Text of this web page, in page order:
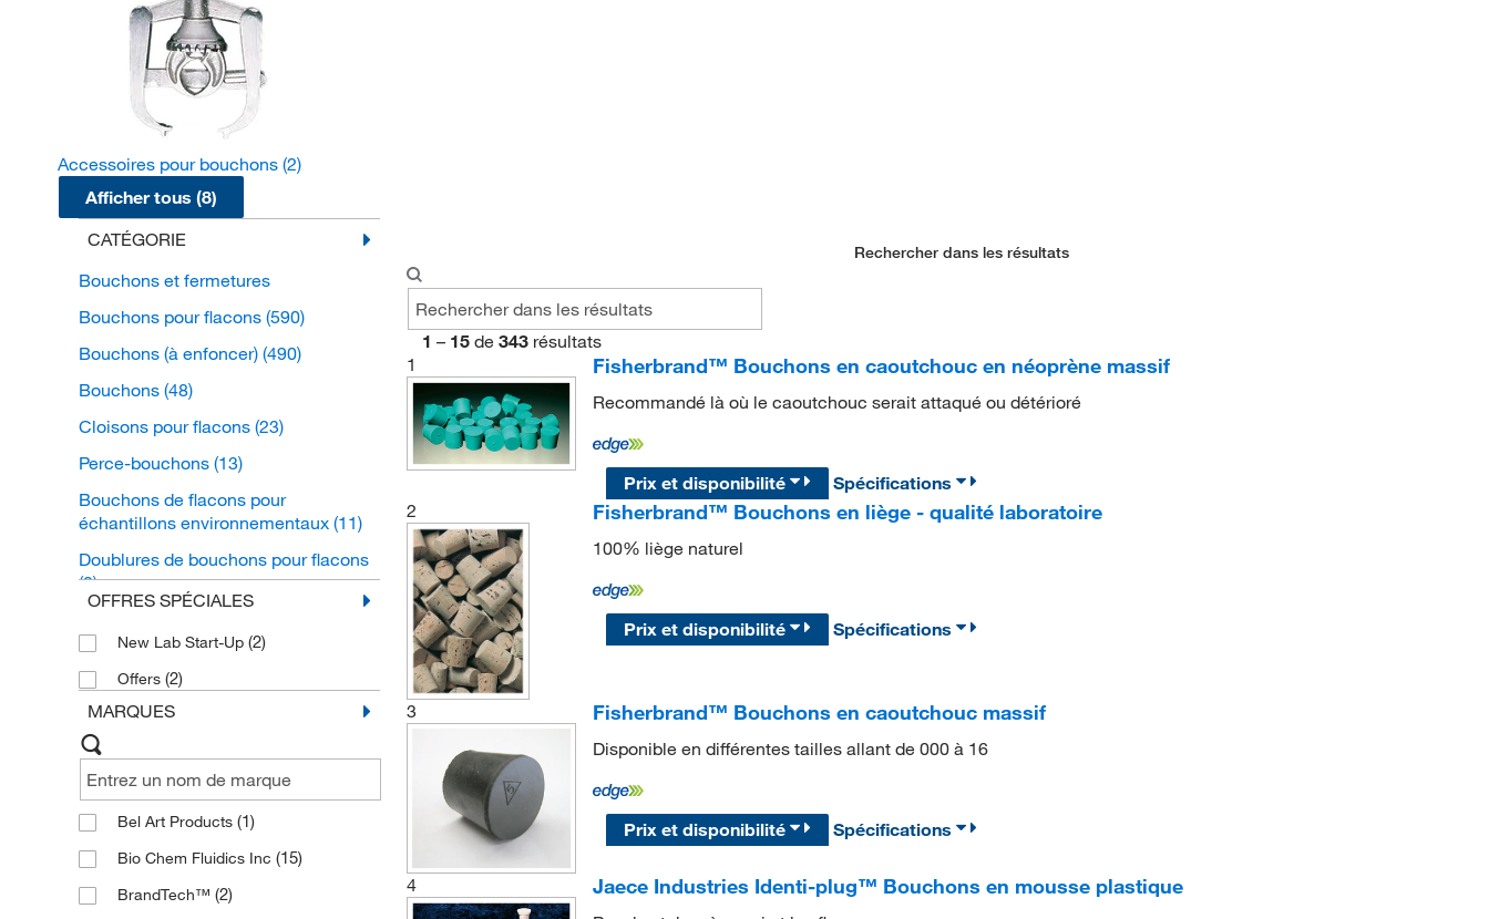
Accessoires pour bouchons (2)
Afficher tous (8)
CATÉGORIE
Bouchons et fermetures
Bouchons pour flacons (590)
Bouchons (à enfoncer) (490)
Bouchons (48)
Cloisons pour flacons (23)
Perce-bouchons (13)
Bouchons de flacons pour
échantillons environnementaux (11)
Doublures de bouchons pour flacons
(2)
OFFRES SPÉCIALES
New Lab Start-Up (2)
Offers (2)
MARQUES
Bel Art Products (1)
Bio Chem Fluidics Inc (15)
BrandTech™ (2)
Rechercher dans les résultats
1 – 15 de 343 résultats
1
Fisherbrand™ Bouchons en caoutchouc en néoprène massif
Recommandé là où le caoutchouc serait attaqué ou détérioré
Prix et disponibilité
Spécifications
2
Fisherbrand™ Bouchons en liège - qualité laboratoire
100% liège naturel
Prix et disponibilité Spécifications
3 Fisherbrand™ Bouchons en caoutchouc massif
Disponible en différentes tailles allant de 000 à 16
Prix et disponibilité Spécifications
4 Jaece Industries Identi-plug™ Bouchons en mousse plastique